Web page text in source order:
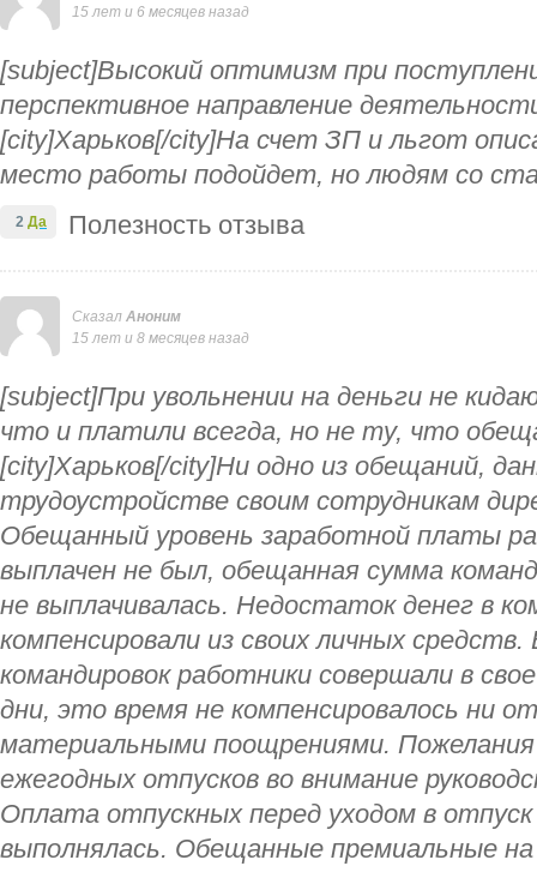
15 лет и 6 месяцев назад
[subject]Высокий оптимизм при
перспективное направление
[city]Харьков[/city]На счет ЗП и льгот
место работы подойдет, но людям со
Полезность отзыва
2 Да
Сказал Аноним
15 лет и 8 месяцев назад
[subject]При увольнении на деньги не
что и платили всегда, но не ту, что
[city]Харьков[/city]Ни одно из обещаний,
трудоустройстве своим сотрудникам
Обещанный уровень заработной платы
выплачен не был, обещанная сумма
не выплачивалась. Недостаток денег в
компенсировали из своих личных
командировок работники совершали в
дни, это время не компенсировалось ни
материальными поощрениями.
ежегодных отпусков во внимание
Оплата отпускных перед уходом в
выполнялась. Обещанные премиальные на